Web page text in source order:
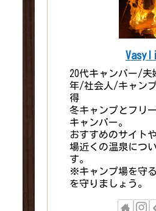
20代キャンパー/夫
年/社会人/キャン
得
冬キャンプとフリ
キャンパー。
おすすめのサイト
場近くの温泉につ
す。
※キャンプ場を守
を守りましょう。